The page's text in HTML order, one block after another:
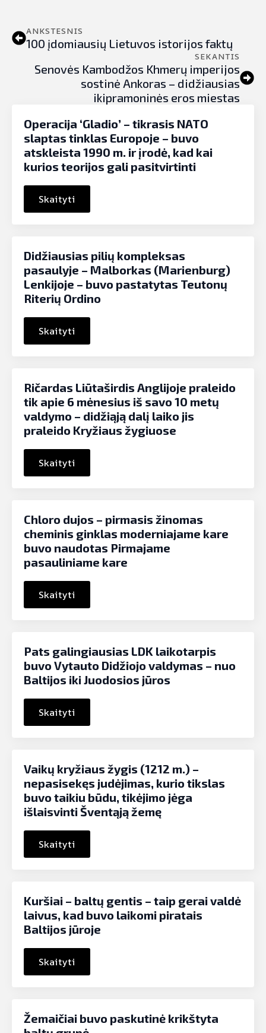
ANKSTESNIS
100 įdomiausių Lietuvos istorijos faktų
SEKANTIS
Senovės Kambodžos Khmerų imperijos
sostinė Ankoras – didžiausias
ikipramoninės eros miestas
Operacija ‘Gladio’ – tikrasis NATO
slaptas tinklas Europoje – buvo
atskleista 1990 m. ir įrodė, kad kai
kurios teorijos gali pasitvirtinti
Skaityti
Didžiausias pilių kompleksas
pasaulyje – Malborkas (Marienburg)
Lenkijoje – buvo pastatytas Teutonų
Riterių Ordino
Skaityti
Ričardas Liūtaširdis Anglijoje praleido
tik apie 6 mėnesius iš savo 10 metų
valdymo – didžiąją dalį laiko jis
praleido Kryžiaus žygiuose
Skaityti
Chloro dujos – pirmasis žinomas
cheminis ginklas moderniajame kare
buvo naudotas Pirmajame
pasauliniame kare
Skaityti
Pats galingiausias LDK laikotarpis
buvo Vytauto Didžiojo valdymas – nuo
Baltijos iki Juodosios jūros
Skaityti
Vaikų kryžiaus žygis (1212 m.) –
nepasisekęs judėjimas, kurio tikslas
buvo taikiu būdu, tikėjimo jėga
išlaisvinti Šventąją žemę
Skaityti
Kuršiai – baltų gentis – taip gerai valdė
laivus, kad buvo laikomi piratais
Baltijos jūroje
Skaityti
Žemaičiai buvo paskutinė krikštyta